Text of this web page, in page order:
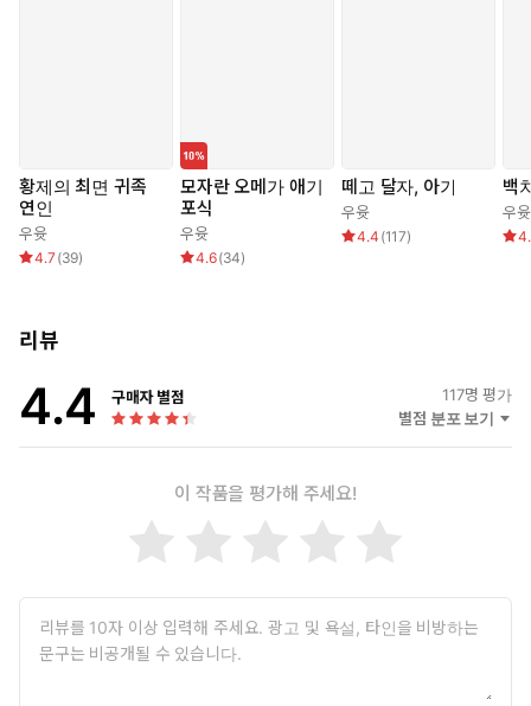
“흐아, 아, 아, 앙…! 히끅, 흐, 아응…!”
쩌퍽, 쩌벅, 전립선을 긁고 눌러대며 귀두가 점차 안쪽을 쯕쯕 파
고들어 좆길을 냈다. 요도구에서는 탁한 쿠퍼액이 질질 흘러 오
메가 씹물과 섞이고, 새빨갛게 흐르던 핏물도 그에 합쳐져 점차
동시에 느물거리기 시작한 후장 살과 뜨끈하게 더 나오는 오메가 씹
말을 토해냈다.
“후…. 우리 아들 씹보지가,”
그러고서 시선을 살짝 올린 그는 융기와 침강을 반복하는 새하얀 배
“반 떼인 자지 세우고 물 질질 흘리는 것도 귀엽고.”
황제의 최면 귀족
연인
우윳
4.7 (39)
모자란 오메가 애기
포식
우윳
4.6(34)
떼고 달자, 아가
우윳
4.4 (117)
백
우윳
리뷰
4.4 구매자 별점 117명 평가
별점 분포 보기
이 작품을 평가해 주세요!